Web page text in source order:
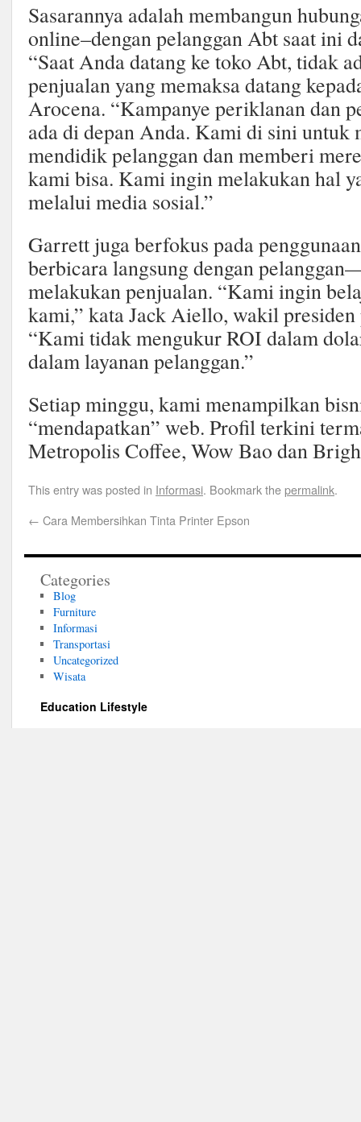
Sasarannya adalah membangun
online–dengan pelanggan Abt saat ini
“Saat Anda datang ke toko Abt, tidak
penjualan yang memaksa datang
Arocena. “Kampanye periklanan dan
ada di depan Anda. Kami di sini untuk
mendidik pelanggan dan memberi
kami bisa. Kami ingin melakukan hal
melalui media sosial.”
Garrett juga berfokus pada
berbicara langsung dengan
melakukan penjualan. “Kami ingin
kami,” kata Jack Aiello, wakil
“Kami tidak mengukur ROI dalam
dalam layanan pelanggan.”
Setiap minggu, kami menampilkan
“mendapatkan” web. Profil terkini
Metropolis Coffee, Wow Bao dan
This entry was posted in Informasi. Bookmark thepermalink.
← Cara Membersihkan Tinta Printer Epson
Categories
Blog
Furniture
Informasi
Transportasi
Uncategorized
Wisata
Education Lifestyle